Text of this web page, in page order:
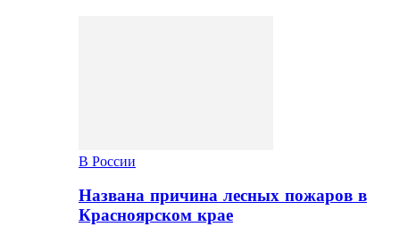
В России
Названа причина лесных пожаров в
Красноярском крае